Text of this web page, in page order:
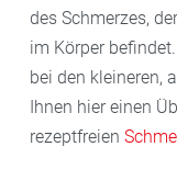
des Schmerzes,
im Körper
bei den kleineren,
Ihnen hier einen
rezeptfreien